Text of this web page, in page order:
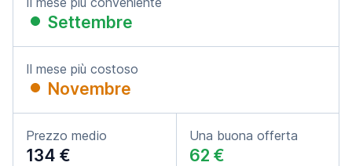
Settembre
Il mese più costoso
Novembre
Prezzo medio
134 €
Una buona offerta
62 €